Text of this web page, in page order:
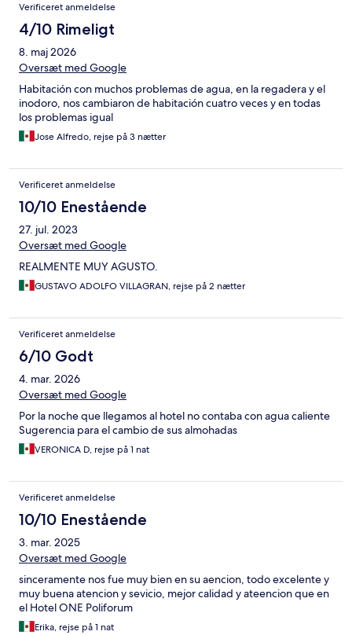
Verificeret anmeldelse
4/10 Rimeligt
8. maj 2026
Oversæt med Google
Habitación con muchos problemas de agua, en la regadera y el
inodoro, nos cambiaron de habitación cuatro veces y en todas
los problemas igual
Jose Alfredo, rejse på 3 nætter
Verificeret anmeldelse
10/10 Enestående
27. jul. 2023
Oversæt med Google
REALMENTE MUY AGUSTO.
GUSTAVO ADOLFO VILLAGRAN, rejse på 2 nætter
Verificeret anmeldelse
6/10 Godt
4. mar. 2026
Oversæt med Google
Por la noche que llegamos al hotel no contaba con agua caliente
Sugerencia para el cambio de sus almohadas
VERONICA D, rejse på 1 nat
Verificeret anmeldelse
10/10 Enestående
3. mar. 2025
Oversæt med Google
sinceramente nos fue muy bien en su aencion, todo excelente y
muy buena atencion y sevicio, mejor calidad y ateencion que en
el Hotel ONE Poliforum
Erika, rejse på 1 nat